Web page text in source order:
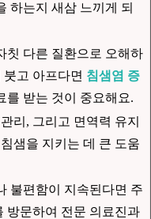
하는지 새삼 느끼게 되
칫 다른 질환으로 오해하
고 아프다면 침샘염 증
를 받는 것이 중요해요.
리, 그리고 면역력 유지
샘을 지키는 데 큰 도움
불편함이 지속된다면 주
방문하여 전문 의료진과